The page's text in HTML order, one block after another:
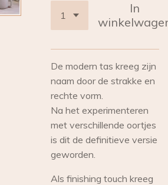
In
De modern tas kreeg zijn
naam door de strakke en
rechte vorm.
Na het experimenteren
met verschillende oortjes
is dit de definitieve versie
geworden.
Als finishing touch kreeg